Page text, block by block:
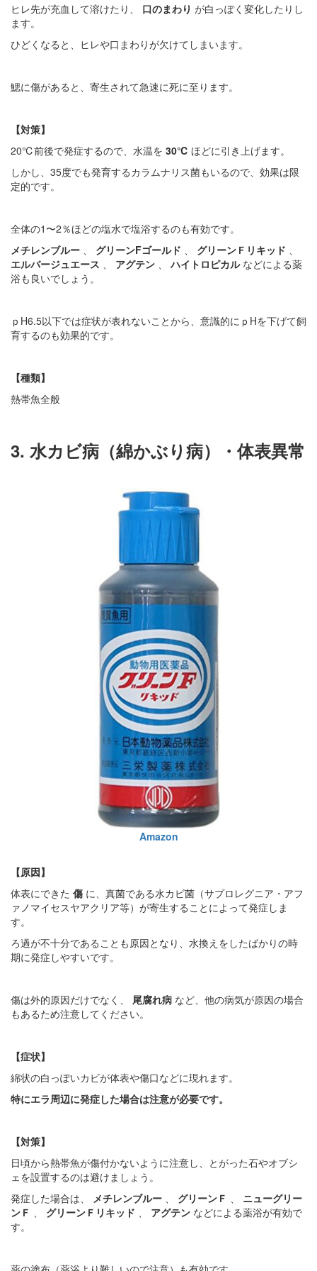
ヒレ先が充血して溶けたり、 口のまわり が白っぽく変化したりし
ます。
ひどくなると、ヒレや口まわりが欠けてしまいます。
鰓に傷があると、寄生されて急速に死に至ります。
【対策】
20℃前後で発症するので、水温を 30℃ ほどに引き上げます。
しかし、35度でも発育するカラムナリス菌もいるので、効果は限
定的です。
全体の1〜2％ほどの塩水で塩浴するのも有効です。
メチレンブルー
グリーンFゴールド グリーンＦリキッド
エルバージュエース
アグテン 、ハイトロピカル などによる薬
浴も良いでしょう。
ｐH6.5以下では症状が表れないことから、意識的にｐHを下げて飼
育するのも効果的です。
【種類】
熱帯魚全般
3. 水カビ病（綿かぶり病）・体表異常
Amazon
【原因】
体表にできた 傷 に、真菌である水カビ菌（サプロレグニア・アフ
ァノマイセスヤアクリア等）が寄生することによって発症しま
す。
ろ過が不十分であることも原因となり、水換えをしたばかりの時
期に発症しやすいです。
傷は外的原因だけでなく、 尾腐れ病 など、他の病気が原因の場合
もあるため注意してください。
【症状】
綿状の白っぽいカビが体表や傷口などに現れます。
特にエラ周辺に発症した場合は注意が必要です。
【対策】
日頃から熱帯魚が傷付かないように注意し、とがった石やオブシ
ェを設置するのは避けましょう。
発症した場合は、
メチレンブルー グリーンＦ
ニューグリー
ンＦ
グリーンＦリキッド アグテン などによる薬浴が有効で
す。